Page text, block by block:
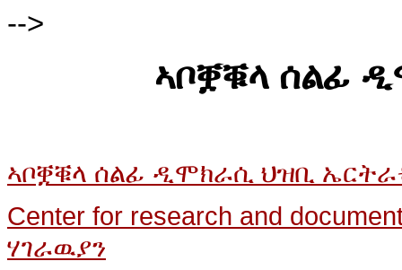
-->
ኣቦቛቑላ ሰልፊ
ኣቦቛቑላ ሰልፊ ዲሞክራሲ ህዝቢ
Center for research and
ሃገራዉያን